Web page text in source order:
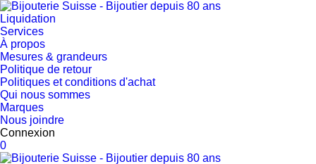
Liquidation
Services
À propos
Mesures & grandeurs
Politique de retour
Politiques et conditions d'achat
Qui nous sommes
Marques
Nous joindre
Connexion
0